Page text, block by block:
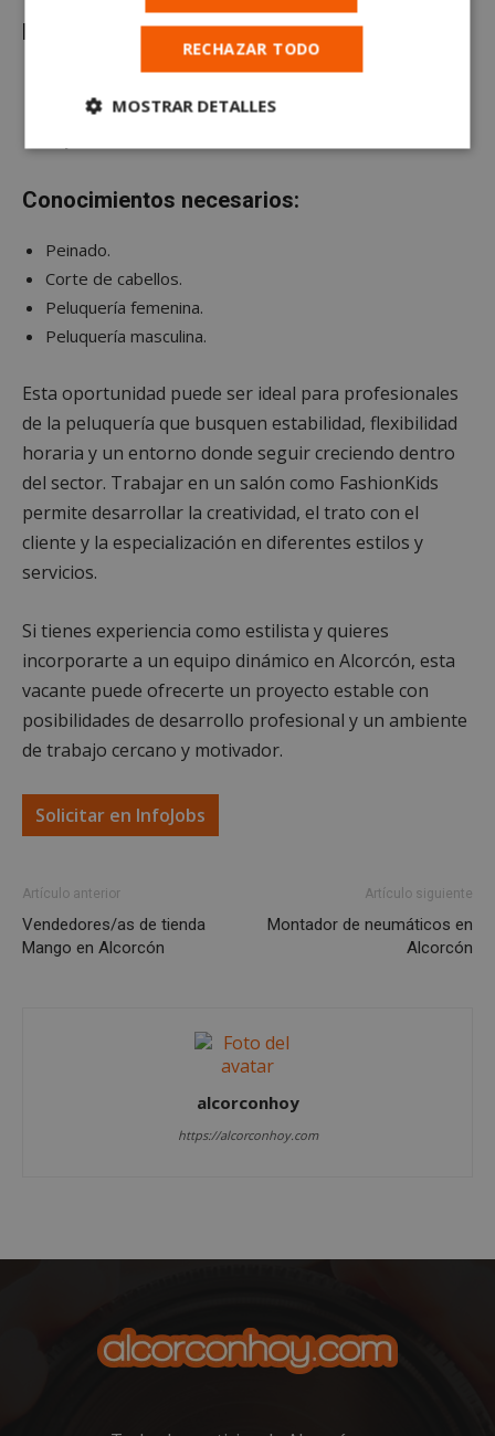
Estudios y experiencia:
(ESO).
Conocimientos necesarios:
Peinado.
Corte de cabellos.
Peluquería femenina.
Peluquería masculina.
Esta oportunidad puede ser ideal para profesionales
de la peluquería que busquen estabilidad, flexibilidad
horaria y un entorno donde seguir creciendo dentro
del sector. Trabajar en un salón como FashionKids
permite desarrollar la creatividad, el trato con el
cliente y la especialización en diferentes estilos y
servicios.
Si tienes experiencia como estilista y quieres
incorporarte a un equipo dinámico en Alcorcón, esta
vacante puede ofrecerte un proyecto estable con
posibilidades de desarrollo profesional y un ambiente
de trabajo cercano y motivador.
Solicitar en InfoJobs
Artículo anterior
Vendedores/as de tienda
Mango en Alcorcón
Artículo siguiente
Montador de neumáticos en
Alcorcón
alcorconhoy
https://alcorconhoy.com
RECHAZAR TODO
MOSTRAR DETALLES
Cookies
necesarias
Cookies de
Cookies de
preferencias
Cookies de funcionalidad
Cookies no clasificadas
Las cookies estrictamente necesarias permiten la
funcionalidad principal del sitio web, como el
inicio de sesión de usuario y la gestión de cuentas.
El sitio web no se puede utilizar correctamente sin
las cookies estrictamente necesarias.
Nombre
embed.bsky.app